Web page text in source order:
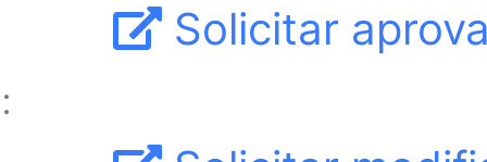
Solicitar